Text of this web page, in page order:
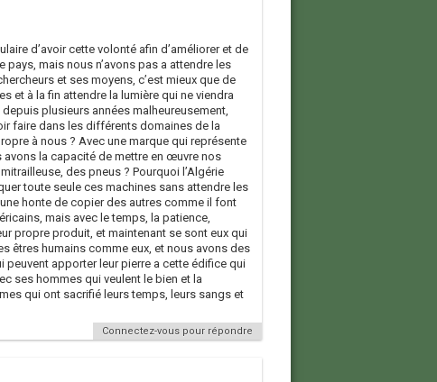
d’avoir cette volonté afin d’améliorer et de
mais nous n’avons pas a attendre les
et ses moyens, c’est mieux que de
et à la fin attendre la lumière qui ne viendra
plusieurs années malheureusement,
faire dans les différents domaines de la
à nous ? Avec une marque qui représente
avons la capacité de mettre en œuvre nos
des pneus ? Pourquoi l’Algérie
toute seule ces machines sans attendre les
honte de copier des autres comme il font
mais avec le temps, la patience,
propre produit, et maintenant se sont eux qui
êtres humains comme eux, et nous avons des
apporter leur pierre a cette édifice qui
ses hommes qui veulent le bien et la
qui ont sacrifié leurs temps, leurs sangs et
Connectez-vous pour répondre